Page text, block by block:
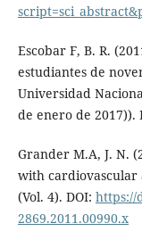
Escobar F, B. R.
estudiantes de
Universidad
de enero de 2017)).
Grander M.A, J. N.
with cardiovascular
(Vol. 4). DOI: https://
2869.2011.00990.x